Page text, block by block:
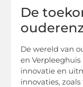
De
De wereld van
en
innovatie en
innovaties,